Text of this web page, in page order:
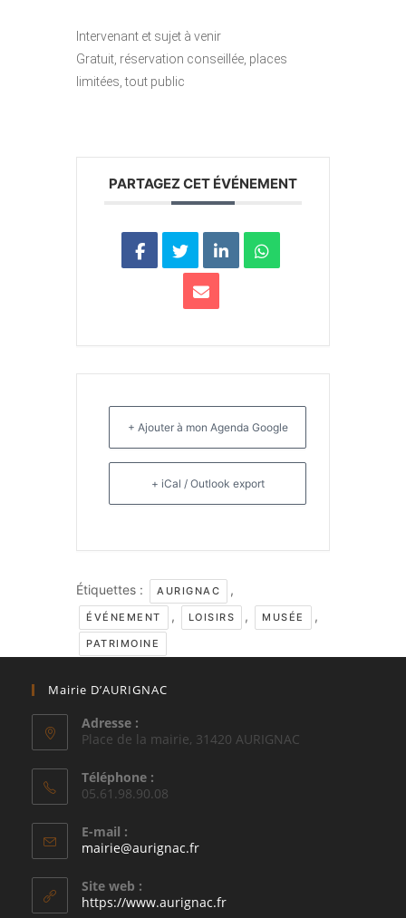
Intervenant et sujet à venir
Gratuit, réservation conseillée, places
limitées, tout public
PARTAGEZ CET ÉVÉNEMENT
+ Ajouter à mon Agenda Google
+ iCal / Outlook export
Étiquettes : AURIGNAC ,
ÉVÉNEMENT , LOISIRS , MUSÉE ,
PATRIMOINE
Mairie D’AURIGNAC
Adresse :
Place de la mairie, 31420 AURIGNAC
Téléphone :
05.61.98.90.08
E-mail :
mairie@aurignac.frS’ouvre
application
Site web :
https://www.aurignac.fr